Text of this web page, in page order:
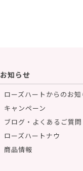
お知らせ
ローズハートからのお知
キャンペーン
ブログ・よくあるご質問
ローズハートナウ
商品情報